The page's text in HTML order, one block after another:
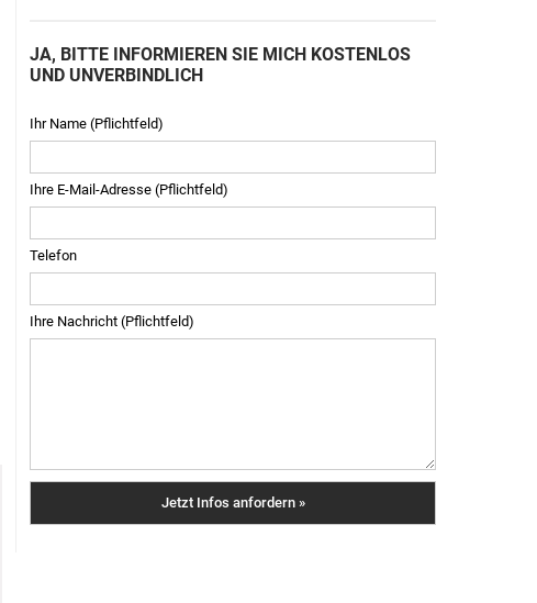
JA, BITTE INFORMIEREN SIE MICH KOSTENLOS
UND UNVERBINDLICH
Ihr Name (Pflichtfeld)
Ihre E-Mail-Adresse (Pflichtfeld)
Telefon
Ihre Nachricht (Pflichtfeld)